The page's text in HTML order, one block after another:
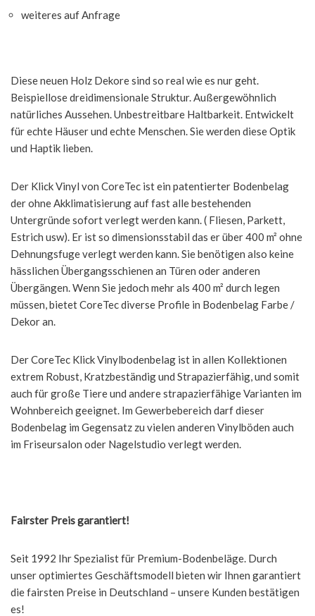
weiteres auf Anfrage
Diese neuen Holz Dekore sind so real wie es nur geht.
Beispiellose dreidimensionale Struktur. Außergewöhnlich
natürliches Aussehen. Unbestreitbare Haltbarkeit. Entwickelt
für echte Häuser und echte Menschen. Sie werden diese Optik
und Haptik lieben.
Der Klick Vinyl von CoreTec ist ein patentierter Bodenbelag
der ohne Akklimatisierung auf fast alle bestehenden
Untergründe sofort verlegt werden kann. ( Fliesen, Parkett,
Estrich usw). Er ist so dimensionsstabil das er über 400 m² ohne
Dehnungsfuge verlegt werden kann. Sie benötigen also keine
hässlichen Übergangsschienen an Türen oder anderen
Übergängen. Wenn Sie jedoch mehr als 400 m² durch legen
müssen, bietet CoreTec diverse Profile in Bodenbelag Farbe /
Dekor an.
Der CoreTec Klick Vinylbodenbelag ist in allen Kollektionen
extrem Robust, Kratzbeständig und Strapazierfähig, und somit
auch für große Tiere und andere strapazierfähige Varianten im
Wohnbereich geeignet. Im Gewerbebereich darf dieser
Bodenbelag im Gegensatz zu vielen anderen Vinylböden auch
im Friseursalon oder Nagelstudio verlegt werden.
Fairster Preis garantiert!
Seit 1992 Ihr Spezialist für Premium-Bodenbeläge. Durch
unser optimiertes Geschäftsmodell bieten wir Ihnen garantiert
die fairsten Preise in Deutschland – unsere Kunden bestätigen
es!